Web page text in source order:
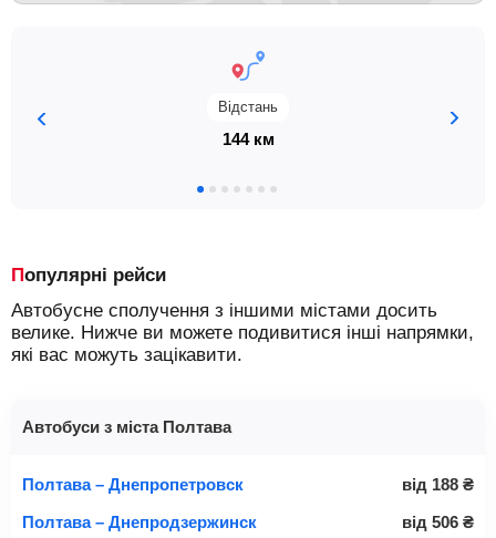
Відстань
144 км
Популярні рейси
Автобусне сполучення з іншими містами досить
велике. Нижче ви можете подивитися інші напрямки,
які вас можуть зацікавити.
Автобуси з міста Полтава
Полтава – Днепропетровск від 188 ₴
Полтава – Днепродзержинск
від 506 ₴